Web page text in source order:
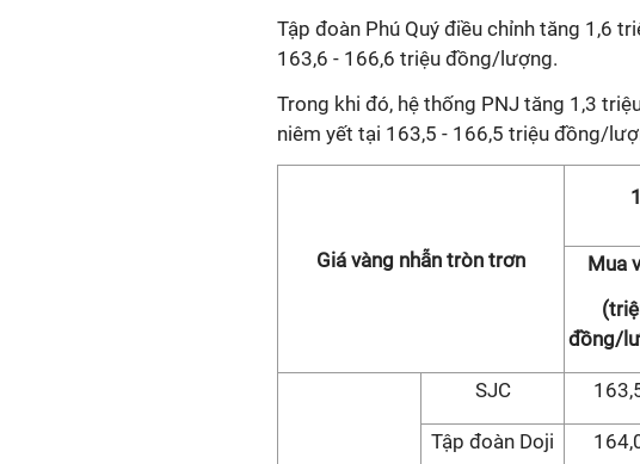
Tập đoàn Phú Quý điều chỉnh tăng 1,6
163,6 - 166,6 triệu đồng/lượng.
Trong khi đó, hệ thống PNJ tăng 1,3
niêm yết tại 163,5 - 166,5 triệu đồng/
Giá vàng nhẫn tròn trơn
Mua
đồng/
SJC
Tập đoàn Doji